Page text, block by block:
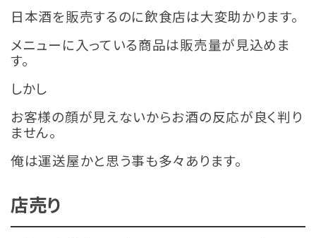
日本酒を販売するのに飲食店は大変助かります。
メニューに入っている商品は販売量が見込めま
す。
しかし
お客様の顔が見えないからお酒の反応が良く判り
ません。
俺は運送屋かと思う事も多々あります。
店売り